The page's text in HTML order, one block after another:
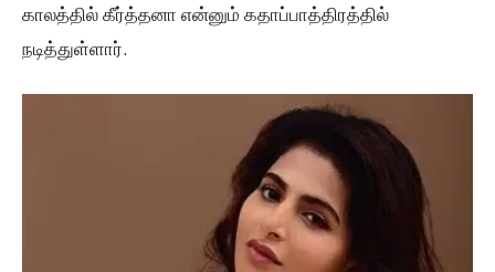
காலத்தில் கீர்த்தனா என்னும் கதாப்பாத்திரத்தில்
நடித்துள்ளார்.